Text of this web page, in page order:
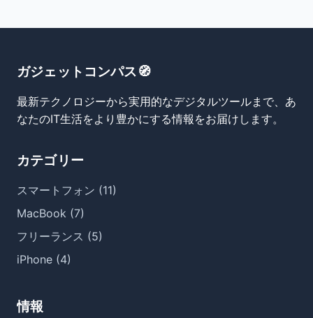
ガジェットコンパス🧭
最新テクノロジーから実用的なデジタルツールまで、あ
なたのIT生活をより豊かにする情報をお届けします。
カテゴリー
スマートフォン (11)
MacBook (7)
フリーランス (5)
iPhone (4)
情報